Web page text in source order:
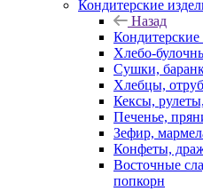
Кондитерские
Назад
Кондитерские
Хлебо-
Сушки,
Хлебцы,
Кексы,
Печенье,
Зефир,
Конфеты,
Восточные
попкорн